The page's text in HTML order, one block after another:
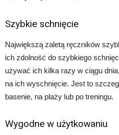
Szybkie schnięcie
Największą zaletą ręczników
ich zdolność do szybkiego
używać ich kilka razy w ciągu
na ich wyschnięcie. Jest to
basenie, na plaży lub po treningu.
Wygodne w użytkowaniu